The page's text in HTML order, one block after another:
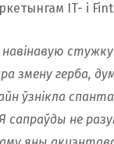
IT- і
змену герба,
ўзнікла
сапраўды не